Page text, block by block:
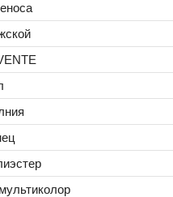
мультиколор